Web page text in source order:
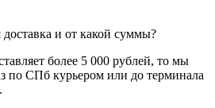
доставка и от какой суммы?
более 5 000 рублей, то мы
по СПб курьером или до терминала